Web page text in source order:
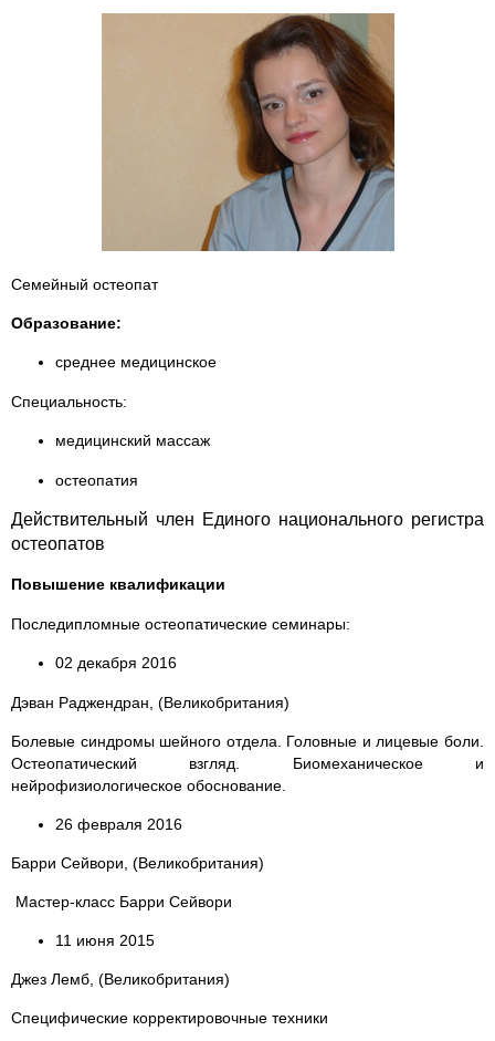
Семейный остеопат
Образование:
среднее медицинское
Специальность:
медицинский массаж
остеопатия
Действительный член Единого национального регистра
остеопатов
Повышение квалификации
Последипломные остеопатические семинары:
02 декабря 2016
Дэван Раджендран, (Великобритания)
Болевые синдромы шейного отдела. Головные и лицевые боли.
Остеопатический взгляд. Биомеханическое и
нейрофизиологическое обоснование.
26 февраля 2016
Барри Сейвори, (Великобритания)
Мастер-класс Барри Сейвори
11 июня 2015
Джез Лемб, (Великобритания)
Специфические корректировочные техники